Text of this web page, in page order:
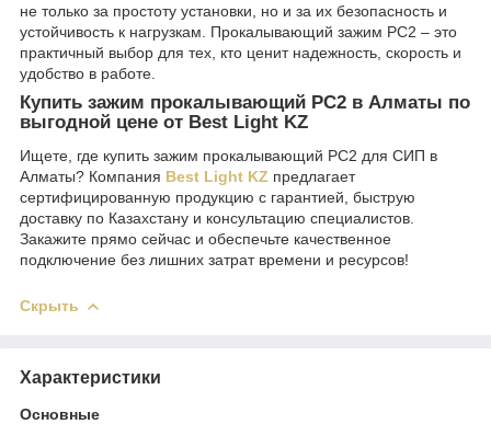
не только за простоту установки, но и за их безопасность и
устойчивость к нагрузкам. Прокалывающий зажим РС2 – это
практичный выбор для тех, кто ценит надежность, скорость и
удобство в работе.
Купить зажим прокалывающий РС2 в Алматы по
выгодной цене от Best Light KZ
Ищете, где купить зажим прокалывающий РС2 для СИП в
Алматы? Компания Best Light KZ предлагает
сертифицированную продукцию с гарантией, быструю
доставку по Казахстану и консультацию специалистов.
Закажите прямо сейчас и обеспечьте качественное
подключение без лишних затрат времени и ресурсов!
Скрыть
Характеристики
Основные